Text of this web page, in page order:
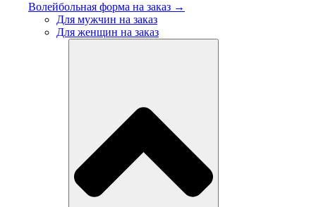
Волейбольная форма на заказ →
Для мужчин на заказ
Для женщин на заказ